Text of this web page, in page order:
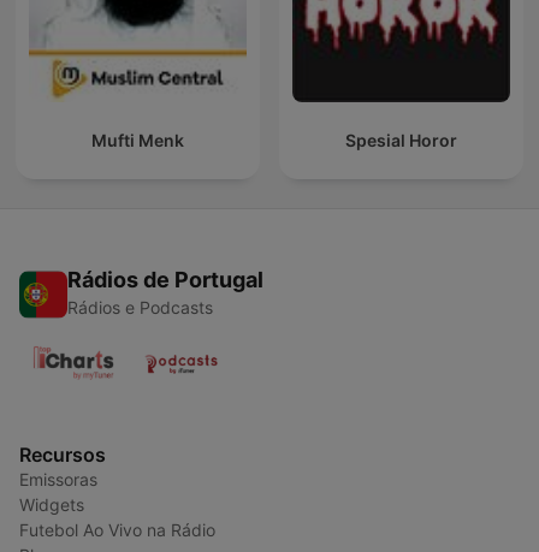
Mufti Menk Spesial Horor
Rádios de Portugal
Rádios e Podcasts
Recursos
Emissoras
Widgets
Futebol Ao Vivo na Rádio